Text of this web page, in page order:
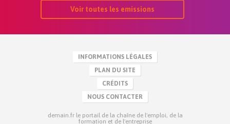
Voir toutes les emissions
INFORMATIONS LÉGALES
PLAN DU SITE
CRÉDITS
NOUS CONTACTER
demain.fr le portail de la chaîne de l'emploi, de la
formation et de l'entreprise